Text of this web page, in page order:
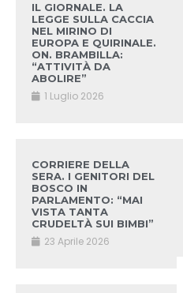
IL GIORNALE. LA
LEGGE SULLA CACCIA
NEL MIRINO DI
EUROPA E QUIRINALE.
ON. BRAMBILLA:
“ATTIVITÀ DA
ABOLIRE”
1 Luglio 2026
CORRIERE DELLA
SERA. I GENITORI DEL
BOSCO IN
PARLAMENTO: “MAI
VISTA TANTA
CRUDELTÀ SUI BIMBI”
23 Aprile 2026